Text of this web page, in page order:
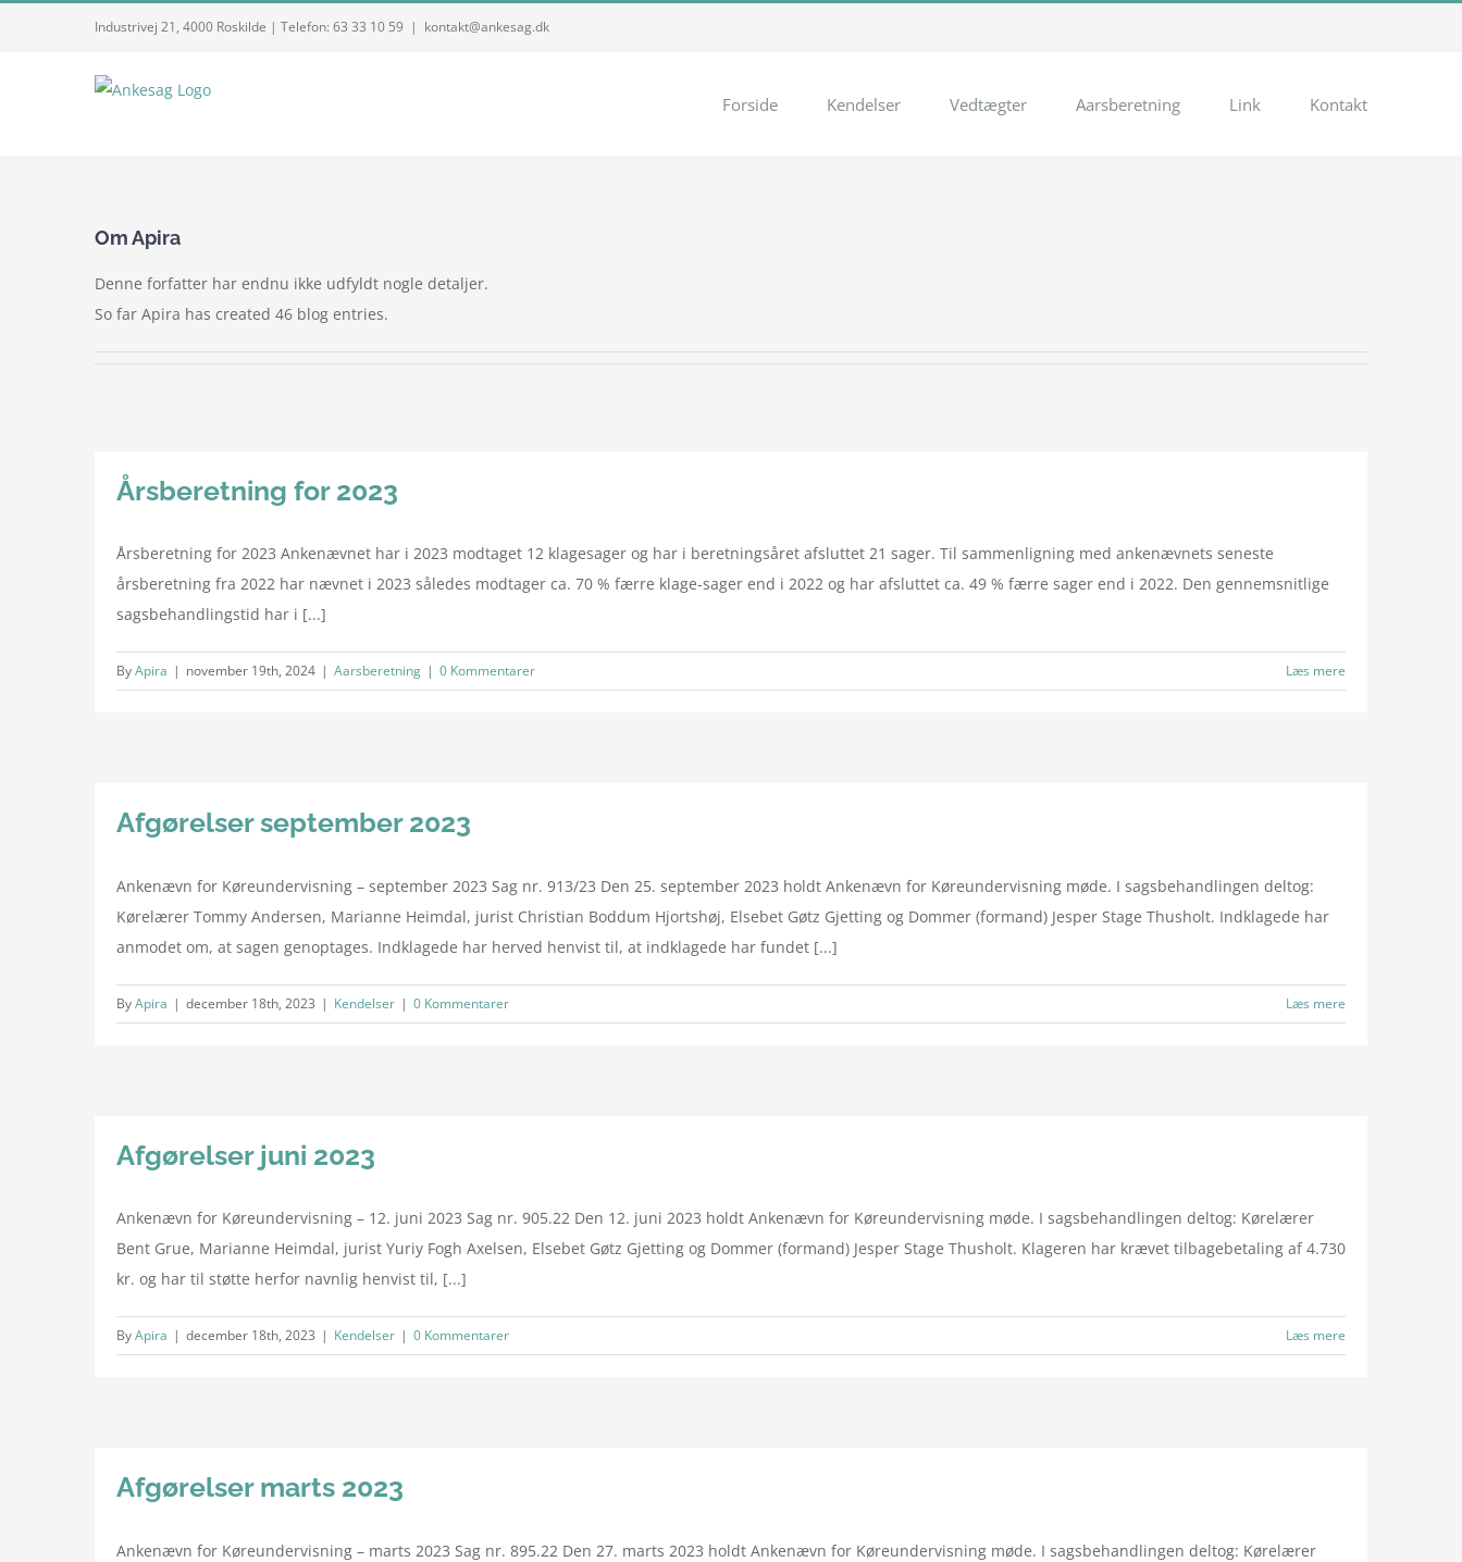
Industrivej 21, 4000 Roskilde | Telefon: 63 33 10 59 | kontakt@ankesag.dk
Forside Kendelser Vedtægter Aarsberetning Link Kontakt
Om Apira
Denne forfatter har endnu ikke udfyldt nogle detaljer.
So far Apira has created 46 blog entries.
Årsberetning for 2023
Årsberetning for 2023 Ankenævnet har i 2023 modtaget 12 klagesager og har i beretningsåret afsluttet 21 sager. Til sammenligning med ankenævnets seneste
årsberetning fra 2022 har nævnet i 2023 således modtager ca. 70 % færre klage-sager end i 2022 og har afsluttet ca. 49 % færre sager end i 2022. Den gennemsnitlige
sagsbehandlingstid har i [...]
ByApira | november 19th, 2024 | Aarsberetning | 0 Kommentarer Læs mere
Afgørelser september 2023
Ankenævn for Køreundervisning – september 2023 Sag nr. 913/23 Den 25. september 2023 holdt Ankenævn for Køreundervisning møde. I sagsbehandlingen deltog:
Kørelærer Tommy Andersen, Marianne Heimdal, jurist Christian Boddum Hjortshøj, Elsebet Gøtz Gjetting og Dommer (formand) Jesper Stage Thusholt. Indklagede har
anmodet om, at sagen genoptages. Indklagede har herved henvist til, at indklagede har fundet [...]
ByApira | december 18th, 2023 | Kendelser | 0 Kommentarer Læs mere
Afgørelser juni 2023
Ankenævn for Køreundervisning – 12. juni 2023 Sag nr. 905.22 Den 12. juni 2023 holdt Ankenævn for Køreundervisning møde. I sagsbehandlingen deltog: Kørelærer
Bent Grue, Marianne Heimdal, jurist Yuriy Fogh Axelsen, Elsebet Gøtz Gjetting og Dommer (formand) Jesper Stage Thusholt. Klageren har krævet tilbagebetaling af 4.730
kr. og har til støtte herfor navnlig henvist til, [...]
ByApira | december 18th, 2023 | Kendelser | 0 Kommentarer Læs mere
Afgørelser marts 2023
Ankenævn for Køreundervisning – marts 2023 Sag nr. 895.22 Den 27. marts 2023 holdt Ankenævn for Køreundervisning møde. I sagsbehandlingen deltog: Kørelærer